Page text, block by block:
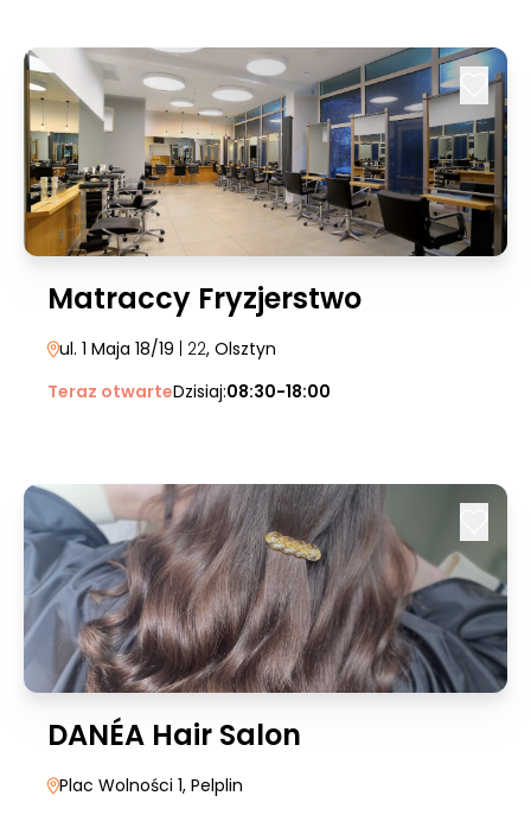
Matraccy Fryzjerstwo
ul. 1 Maja 18/19 | 22, Olsztyn
Teraz otwarteDzisiaj:08:30-18:00
DANÉA Hair Salon
Plac Wolności 1, Pelplin